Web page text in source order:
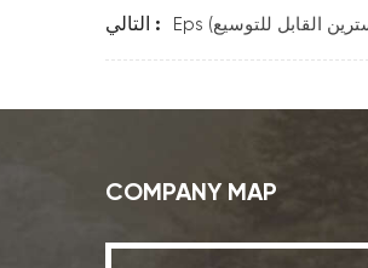
التالي :
COMPANY MAP